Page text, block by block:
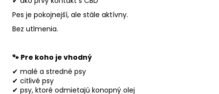
Pes je pokojnejší, ale stále aktívny.
Bez utlmenia.
🐾 Pre koho je vhodný
✔ malé a stredné psy
✔ citlivé psy
✔ psy, ktoré odmietajú konopný olej